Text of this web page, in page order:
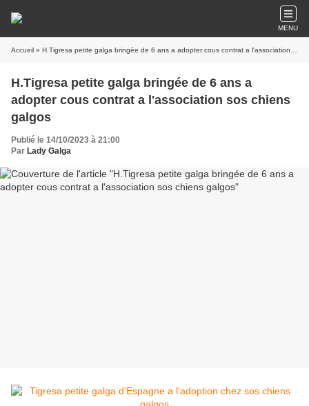
MENU
Accueil » H.Tigresa petite galga bringée de 6 ans a adopter cous contrat a l'association sos chiens galgos
H.Tigresa petite galga bringée de 6 ans a
adopter cous contrat a l'association sos chiens
galgos
Publié le 14/10/2023 à 21:00
Par Lady Galga